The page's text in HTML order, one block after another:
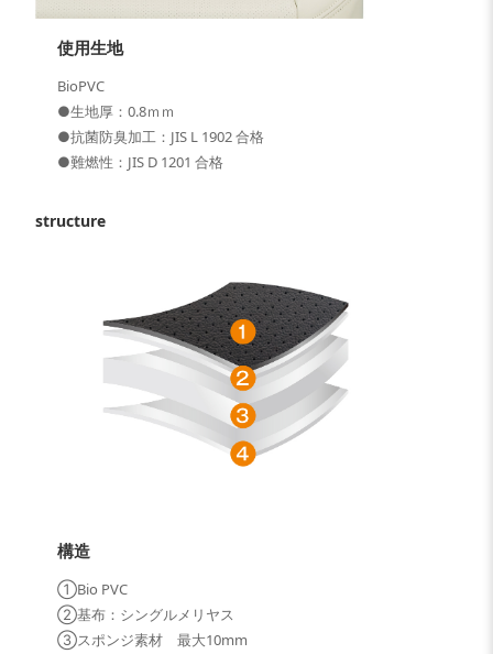
使用生地
BioPVC
●生地厚：0.8ｍｍ
●抗菌防臭加工：JIS L 1902 合格
●難燃性：JIS D 1201 合格
structure
構造
①Bio PVC
②基布：シングルメリヤス
③スポンジ素材 最大10mm